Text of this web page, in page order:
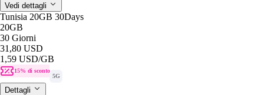
Vedi dettagli
Tunisia 20GB 30Days
20GB
30 Giorni
31,80 USD
1,59 USD/GB
15% di sconto
5G
Dettagli